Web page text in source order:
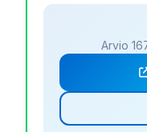
Arvio